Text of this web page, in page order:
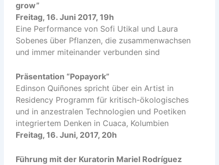
grow”
Freitag, 16. Juni 2017, 19h
Eine Performance von Sofi Utikal und Laura
Sobenes über Pflanzen, die zusammenwachsen
und immer miteinander verbunden sind
Präsentation “Popayork”
Edinson Quiñones spricht über ein Artist in
Residency Programm für kritisch-ökologisches
und in anzestralen Technologien und Poetiken
integriertem Denken in Cuaca, Kolumbien
Freitag, 16. Juni, 2017, 20h
Führung mit der Kuratorin Mariel Rodríguez